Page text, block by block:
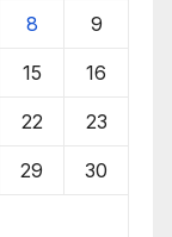
8 9
15 16
22 23
29 30